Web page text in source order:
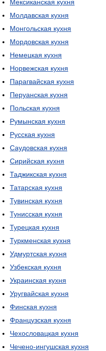
Мексиканская кухня
Молдавская кухня
Монгольская кухня
Мордовская кухня
Немецкая кухня
Норвежская кухня
Парагвайская кухня
Перуанская кухня
Польская кухня
Румынская кухня
Русская кухня
Саудовская кухня
Сирийская кухня
Таджикская кухня
Татарская кухня
Тувинская кухня
Тунисская кухня
Турецкая кухня
Туркменская кухня
Удмуртская кухня
Узбекская кухня
Украинская кухня
Уругвайская кухня
Финская кухня
Французская кухня
Чехословацкая кухня
Чечено-ингушская кухня